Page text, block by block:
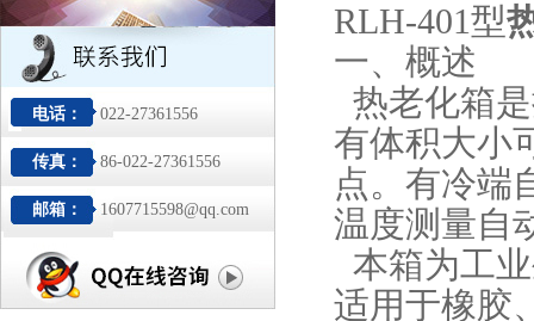
电话： 022-27361556
传真： 86-022-27361556
邮箱： 1607715598@qq.com
RLH-401型
一、概述
热老化箱
有体积大小
点。有冷端
温度测量自
本箱为工
适用于橡胶